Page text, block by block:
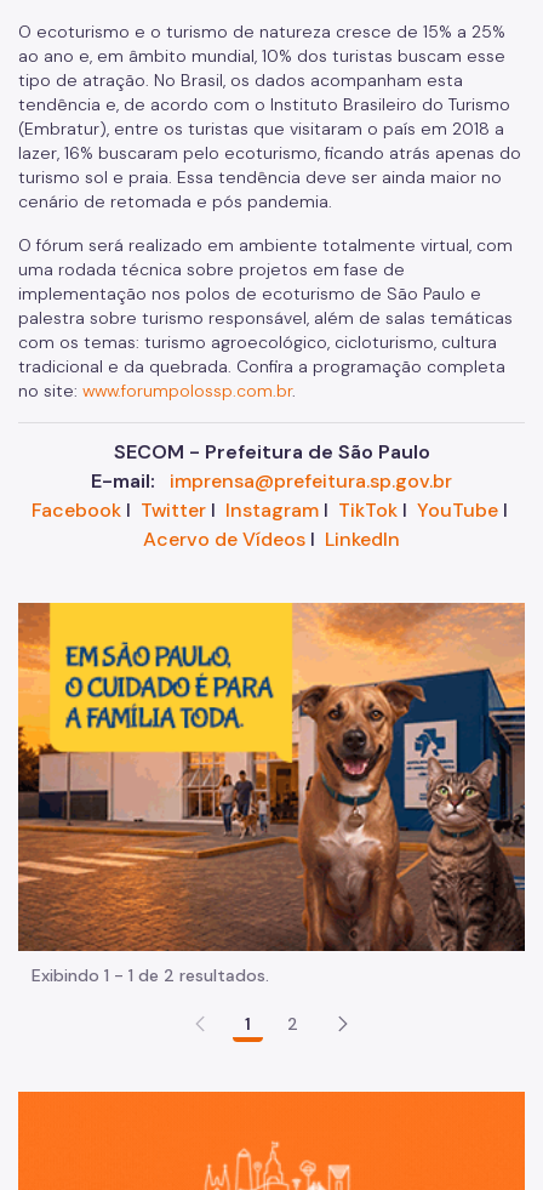
O ecoturismo e o turismo de natureza cresce de 15% a 25%
ao ano e, em âmbito mundial, 10% dos turistas buscam esse
tipo de atração. No Brasil, os dados acompanham esta
tendência e, de acordo com o Instituto Brasileiro do Turismo
(Embratur), entre os turistas que visitaram o país em 2018 a
lazer, 16% buscaram pelo ecoturismo, ficando atrás apenas do
turismo sol e praia. Essa tendência deve ser ainda maior no
cenário de retomada e pós pandemia.
O fórum será realizado em ambiente totalmente virtual, com
uma rodada técnica sobre projetos em fase de
implementação nos polos de ecoturismo de São Paulo e
palestra sobre turismo responsável, além de salas temáticas
com os temas: turismo agroecológico, cicloturismo, cultura
tradicional e da quebrada. Confira a programação completa
no site: www.forumpolossp.com.br.
SECOM - Prefeitura de São Paulo
E-mail:
imprensa@prefeitura.sp.gov.br
FacebookI TwitterI InstagramI TikTokI YouTubeI
Acervo de Vídeos I LinkedIn
Exibindo 1 - 1 de 2 resultados.
1 2